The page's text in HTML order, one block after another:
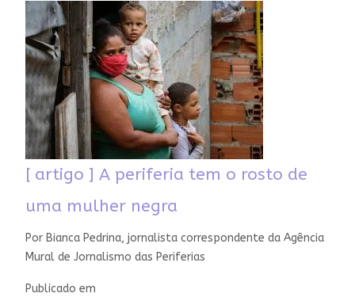
[ artigo ] A periferia tem o rosto de
uma mulher negra
Por Bianca Pedrina, jornalista correspondente da Agência
Mural de Jornalismo das Periferias
Publicado em